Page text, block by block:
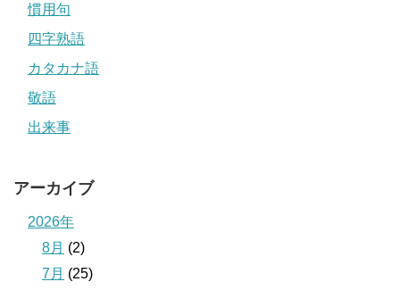
慣用句
四字熟語
カタカナ語
敬語
出来事
アーカイブ
2026年
8月 (2)
7月 (25)